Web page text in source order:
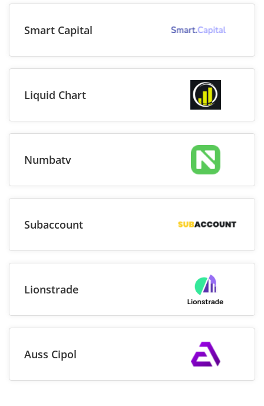
Smart Capital
Liquid Chart
Numbatv
Subaccount
Lionstrade
Auss Cipol